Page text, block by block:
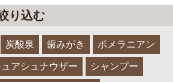
り込む
炭酸泉 歯みがき
ポメラニアン
ュアシュナウザー
シャンプー